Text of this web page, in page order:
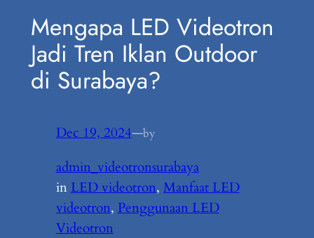
Mengapa LED Videotron
Jadi Tren Iklan Outdoor
di Surabaya?
Dec 19, 2024—by
admin_videotronsurabaya
in LED videotron, Manfaat LED
videotron, Penggunaan LED
Videotron